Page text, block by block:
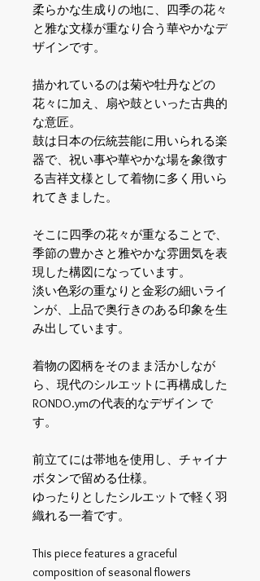
柔らかな生成りの地に、四季の花々
と雅な文様が重なり合う華やかなデ
ザインです。
描かれているのは菊や牡丹などの
花々に加え、扇や鼓といった古典的
な意匠。
鼓は日本の伝統芸能に用いられる楽
器で、祝い事や華やかな場を象徴す
る吉祥文様として着物に多く用いら
れてきました。
そこに四季の花々が重なることで、
季節の豊かさと雅やかな雰囲気を表
現した構図になっています。
淡い色彩の重なりと金彩の細いライ
ンが、上品で奥行きのある印象を生
み出しています。
着物の図柄をそのまま活かしなが
ら、現代のシルエットに再構成した
RONDO.ymの代表的なデザイン で
す。
前立てには帯地を使用し、チャイナ
ボタンで留める仕様。
ゆったりとしたシルエットで軽く羽
織れる一着です。
This piece features a graceful
composition of seasonal flowers